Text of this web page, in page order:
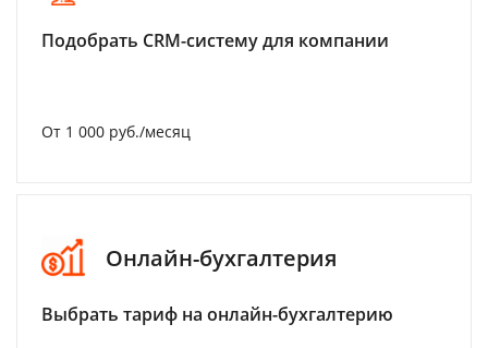
Подобрать CRM-систему для компании
От 1 000 руб./месяц
Онлайн-бухгалтерия
Выбрать тариф на онлайн-бухгалтерию